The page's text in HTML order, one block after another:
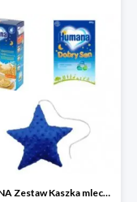
HUMANA Zestaw Kaszka mleczna + Mleko następne po 6. miesiącu + poduszka Gratis